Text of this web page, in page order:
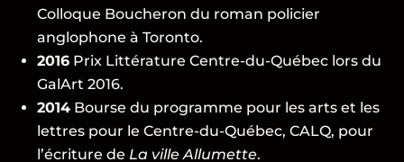
Colloque Boucheron du roman policier
anglophone à Toronto.
2016 Prix Littérature Centre-du-Québec lors du
GalArt 2016.
2014 Bourse du programme pour les arts et les
lettres pour le Centre-du-Québec, CALQ, pour
l’écriture de La ville Allumette.